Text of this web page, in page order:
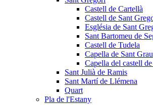
Castell de Cartellà
Castell de Sant
Església de Sant
Sant Bartomeu de
Castell de Tudela
Capella de Sant Grau
Capella del castell
Sant Julià de Ramis
Sant Martí de Llémena
Quart
Pla de l'Estany